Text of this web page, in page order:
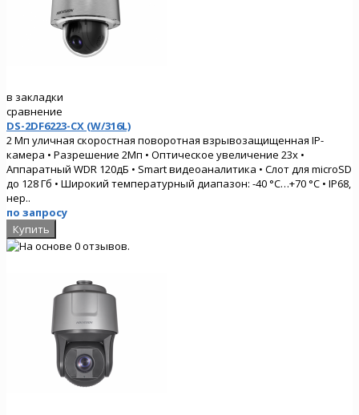
в закладки
сравнение
DS-2DF6223-CX (W/316L)
2 Мп уличная скоростная поворотная взрывозащищенная IP-
камера • Разрешение 2Мп • Оптическое увеличение 23х •
Аппаратный WDR 120дБ • Smart видеоаналитика • Слот для microSD
до 128 Гб • Широкий температурный диапазон: -40 °C…+70 °C • IP68,
нер..
по запросу